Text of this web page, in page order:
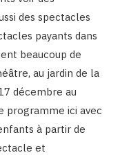
des spectacles
payants dans
beaucoup de
au jardin de la
décembre au
programme ici avec
à partir de
et